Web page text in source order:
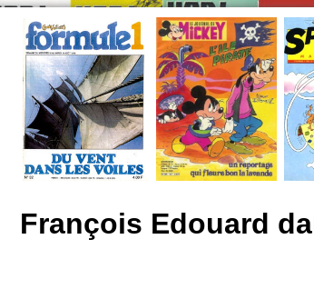
François Edouard